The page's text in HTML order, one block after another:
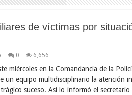
de víctimas por
0 6,656
miércoles en la Comandancia de la
un equipo multidisciplinario la atención
suceso. Así lo informó el secretario